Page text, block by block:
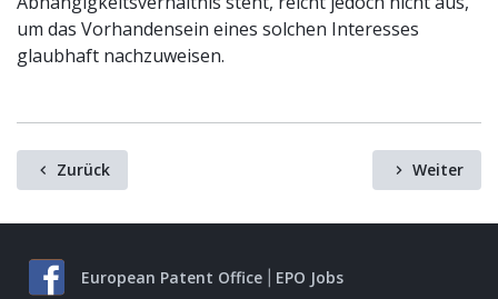
um das Vorhandensein eines solchen Interesses
glaubhaft nachzuweisen.
Zurück Weiter
European Patent Office EPO Jobs